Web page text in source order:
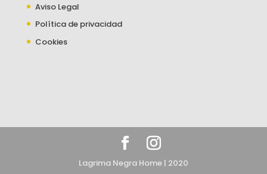
Aviso Legal
Política de privacidad
Cookies
Lagrima Negra Home | 2020